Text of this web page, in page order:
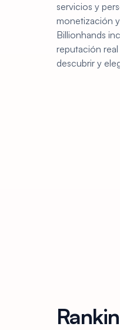
servicios y
monetización
Billionhands
reputación
descubrir y